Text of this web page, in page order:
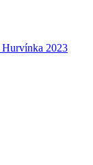
2023